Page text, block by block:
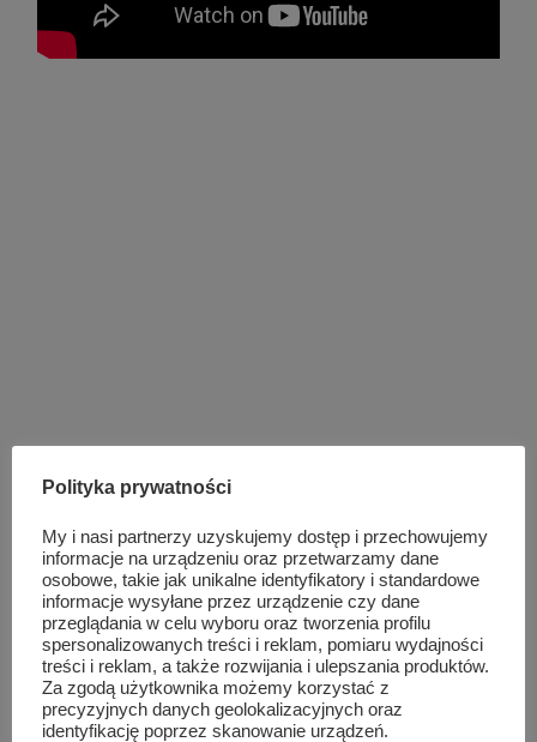
Polityka prywatności
My i nasi partnerzy uzyskujemy dostęp i przechowujemy
informacje na urządzeniu oraz przetwarzamy dane
osobowe, takie jak unikalne identyfikatory i standardowe
informacje wysyłane przez urządzenie czy dane
przeglądania w celu wyboru oraz tworzenia profilu
spersonalizowanych treści i reklam, pomiaru wydajności
treści i reklam, a także rozwijania i ulepszania produktów.
Za zgodą użytkownika możemy korzystać z
precyzyjnych danych geolokalizacyjnych oraz
identyfikację poprzez skanowanie urządzeń.